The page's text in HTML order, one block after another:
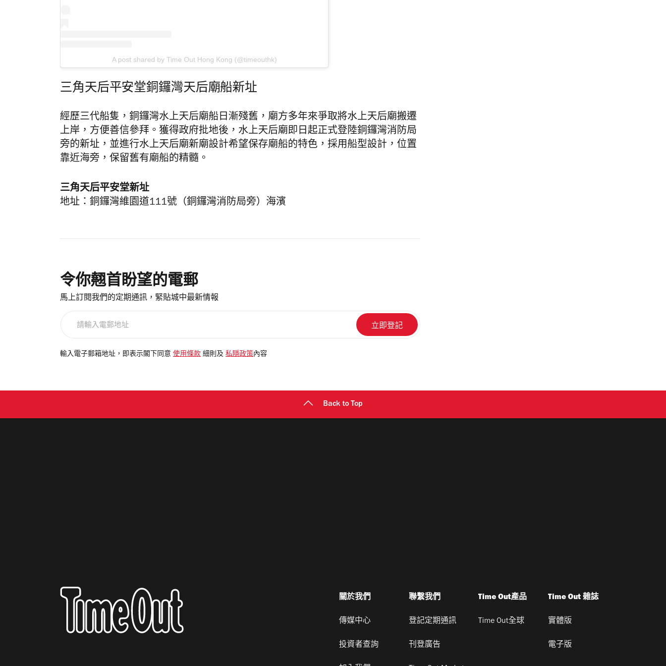
A post shared by Time Out Hong Kong (@timeouthk)
三角天后平安堂銅鑼灣天后廟船新址
經歷三代船隻，銅鑼灣水上天后廟船日漸殘舊，廟方多年來爭取將水上天后廟搬遷
上岸，方便善信參拜。獲得政府批地後，水上天后廟即日起正式登陸銅鑼灣消防局
旁的新址，並進行水上天后廟新廟設計希望保存廟船的特色，採用船型設計，位置
靠近海旁，保留舊有廟船的精髓。
三角天后平安堂新址
地址：銅鑼灣維園道111號（銅鑼灣消防局旁）海濱
令你翹首盼望的電郵
馬上訂閱我們的定期通訊，緊貼城中最新情報
電
輸入電子郵箱地址，即表示閣下同意 使用條款 細則及 私隱政策內容
Back to Top
關於我們
傳媒中心
投資者查詢
聯繫我們
登記定期通訊
刊登廣告
Time Out產品
Time Out全球
Time Out 雜誌
實體版
電子版